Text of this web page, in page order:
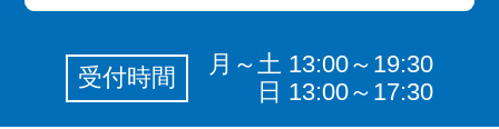
受付時間
月～土 13:00～19:30
日 13:00～17:30